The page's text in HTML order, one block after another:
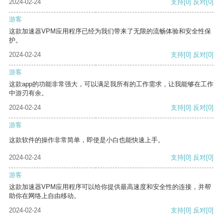
2024-02-24
支持[0] 反对[0]
游客
这款加速器VPM应用程序已经为我们带来了无限的流畅体验和安全性保
护。
2024-02-24
支持[0] 反对[0]
游客
这款app的功能非常强大，可以满足我所有的工作需求，让我能够在工作
中游刃有余。
2024-02-24
支持[0] 反对[0]
游客
这款软件的操作非常简单，即使是小白也能快速上手。
2024-02-24 支持[0] 反对[0]
游客
这款加速器VPM应用程序可以给你提供最高速度和安全性的连接，并帮
助你在网络上自由移动。
2024-02-24
支持[0] 反对[0]